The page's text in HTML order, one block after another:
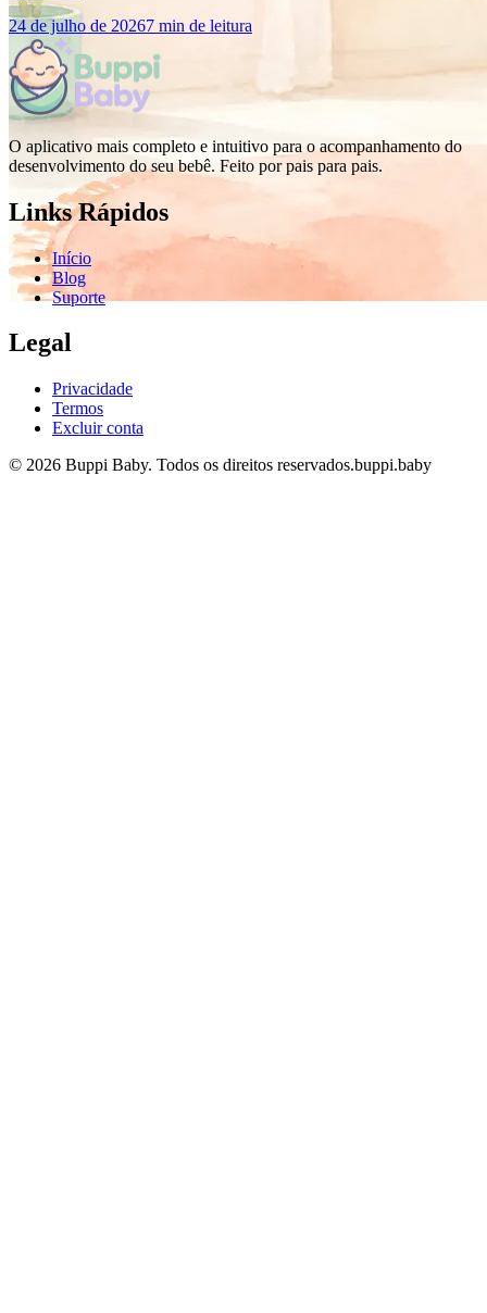
24 de julho de 20267 min de leitura
O aplicativo mais completo e intuitivo para o acompanhamento do
desenvolvimento do seu bebê. Feito por pais para pais.
Links Rápidos
Início
Blog
Suporte
Legal
Privacidade
Termos
Excluir conta
© 2026 Buppi Baby. Todos os direitos reservados.buppi.baby